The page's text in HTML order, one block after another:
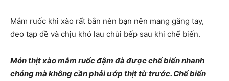
Mắm ruốc khi xào rất bắn nên bạn nên mang găng tay,
đeo tạp dề và chịu khó lau chùi bếp sau khi chế biến.
Món thịt xào mắm ruốc đậm đà được chế biến nhanh
chóng mà không cần phải ướp thịt từ trước. Chế biến